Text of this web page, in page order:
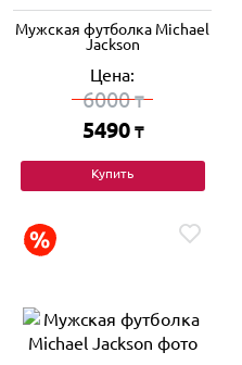
Мужская футболка Michael
Jackson
Цена:
6000₸
5490 ₸
Купить